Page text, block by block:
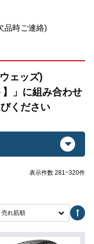
品時ご連絡)
ェッズ)
」に組み合わせ
ください
表示件数 281~320件
売れ筋順